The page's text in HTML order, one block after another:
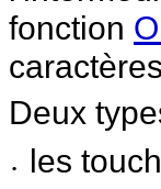
fonction
Deux
• les